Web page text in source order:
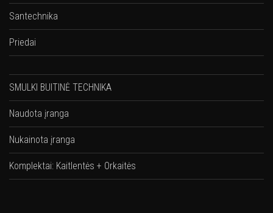
Santechnika
Priedai
SMULKI BUITINĖ TECHNIKA
Naudota įranga
Nukainota įranga
Komplektai: Kaitlentės + Orkaitės